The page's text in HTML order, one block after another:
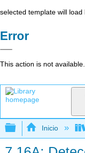
selected template will load
Error
This action is not available.
Expandir/
Inicio